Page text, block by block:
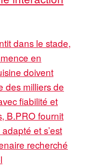
dans le stade,
en
doivent
des milliers de
fiabilité et
B.PRO fournit
et s’est
recherché